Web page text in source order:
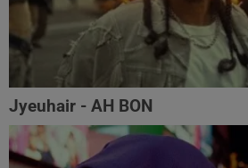
Jyeuhair - AH BON